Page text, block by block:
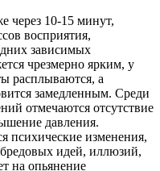
через 10-15 минут,
восприятия,
зависимых
чрезмерно ярким, у
расплываются, а
замедленным. Среди
отмечаются отсутствие
давления.
психические изменения,
идей, иллюзий,
на опьянение